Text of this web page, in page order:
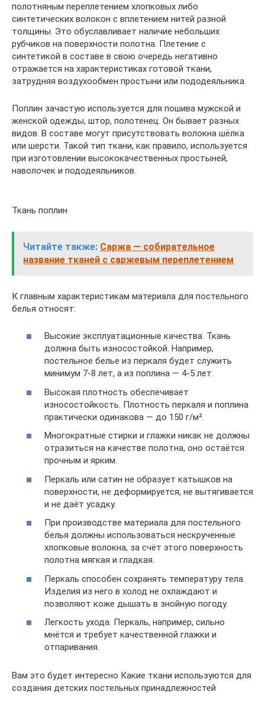
полотняным переплетением хлопковых либо
синтетических волокон с вплетением нитей разной
толщины. Это обуславливает наличие небольших
рубчиков на поверхности полотна. Плетение с
синтетикой в составе в свою очередь негативно
отражается на характеристиках готовой ткани,
затрудняя воздухообмен простыни или пододеяльника.
Поплин зачастую используется для пошива мужской и
женской одежды, штор, полотенец. Он бывает разных
видов. В составе могут присутствовать волокна шёлка
или шерсти. Такой тип ткани, как правило, используется
при изготовлении высококачественных простыней,
наволочек и пододеяльников.
Ткань поплин
Читайте также: Саржа — собирательное
название тканей с саржевым переплетением
К главным характеристикам материала для постельного
белья относят:
Высокие эксплуатационные качества. Ткань
должна быть износостойкой. Например,
постельное белье из перкаля будет служить
минимум 7-8 лет, а из поплина — 4-5 лет.
Высокая плотность обеспечивает
износостойкость. Плотность перкаля и поплина
практически одинакова — до 150 г/м².
Многократные стирки и глажки никак не должны
отразиться на качестве полотна, оно остаётся
прочным и ярким.
Перкаль или сатин не образует катышков на
поверхности, не деформируется, не вытягивается
и не даёт усадку.
При производстве материала для постельного
белья должны использоваться нескрученные
хлопковые волокна, за счёт этого поверхность
полотна мягкая и гладкая.
Перкаль способен сохранять температуру тела.
Изделия из него в холод не охлаждают и
позволяют коже дышать в знойную погоду.
Легкость ухода. Перкаль, например, сильно
мнётся и требует качественной глажки и
отпаривания.
Вам это будет интересно Какие ткани используются для
создания детских постельных принадлежностей